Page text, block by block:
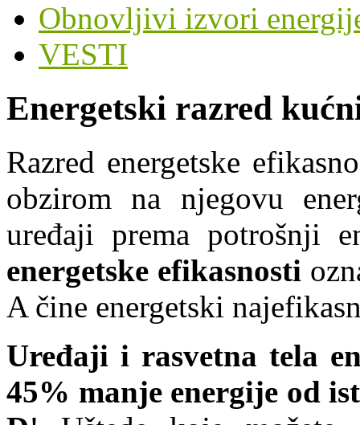
Obnovljivi izvori
VESTI
Energetski razred
Razred energetske
obzirom na njegovu
uređaji prema potrošnji
energetske efikasnosti
A čine energetski
Uređaji i rasvetna tela
45% manje energije od